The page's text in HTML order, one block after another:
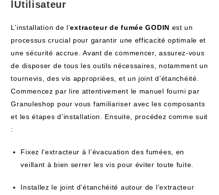
lUtilisateur
L’installation de l’extracteur de fumée GODIN est un
processus crucial pour garantir une efficacité optimale et
une sécurité accrue. Avant de commencer, assurez-vous
de disposer de tous les outils nécessaires, notamment un
tournevis, des vis appropriées, et un joint d’étanchéité.
Commencez par lire attentivement le manuel fourni par
Granuleshop pour vous familiariser avec les composants
et les étapes d’installation. Ensuite, procédez comme suit
:
Fixez l’extracteur à l’évacuation des fumées, en
veillant à bien serrer les vis pour éviter toute fuite.
Installez le joint d’étanchéité autour de l’extracteur